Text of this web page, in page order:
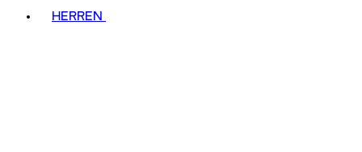
HERREN